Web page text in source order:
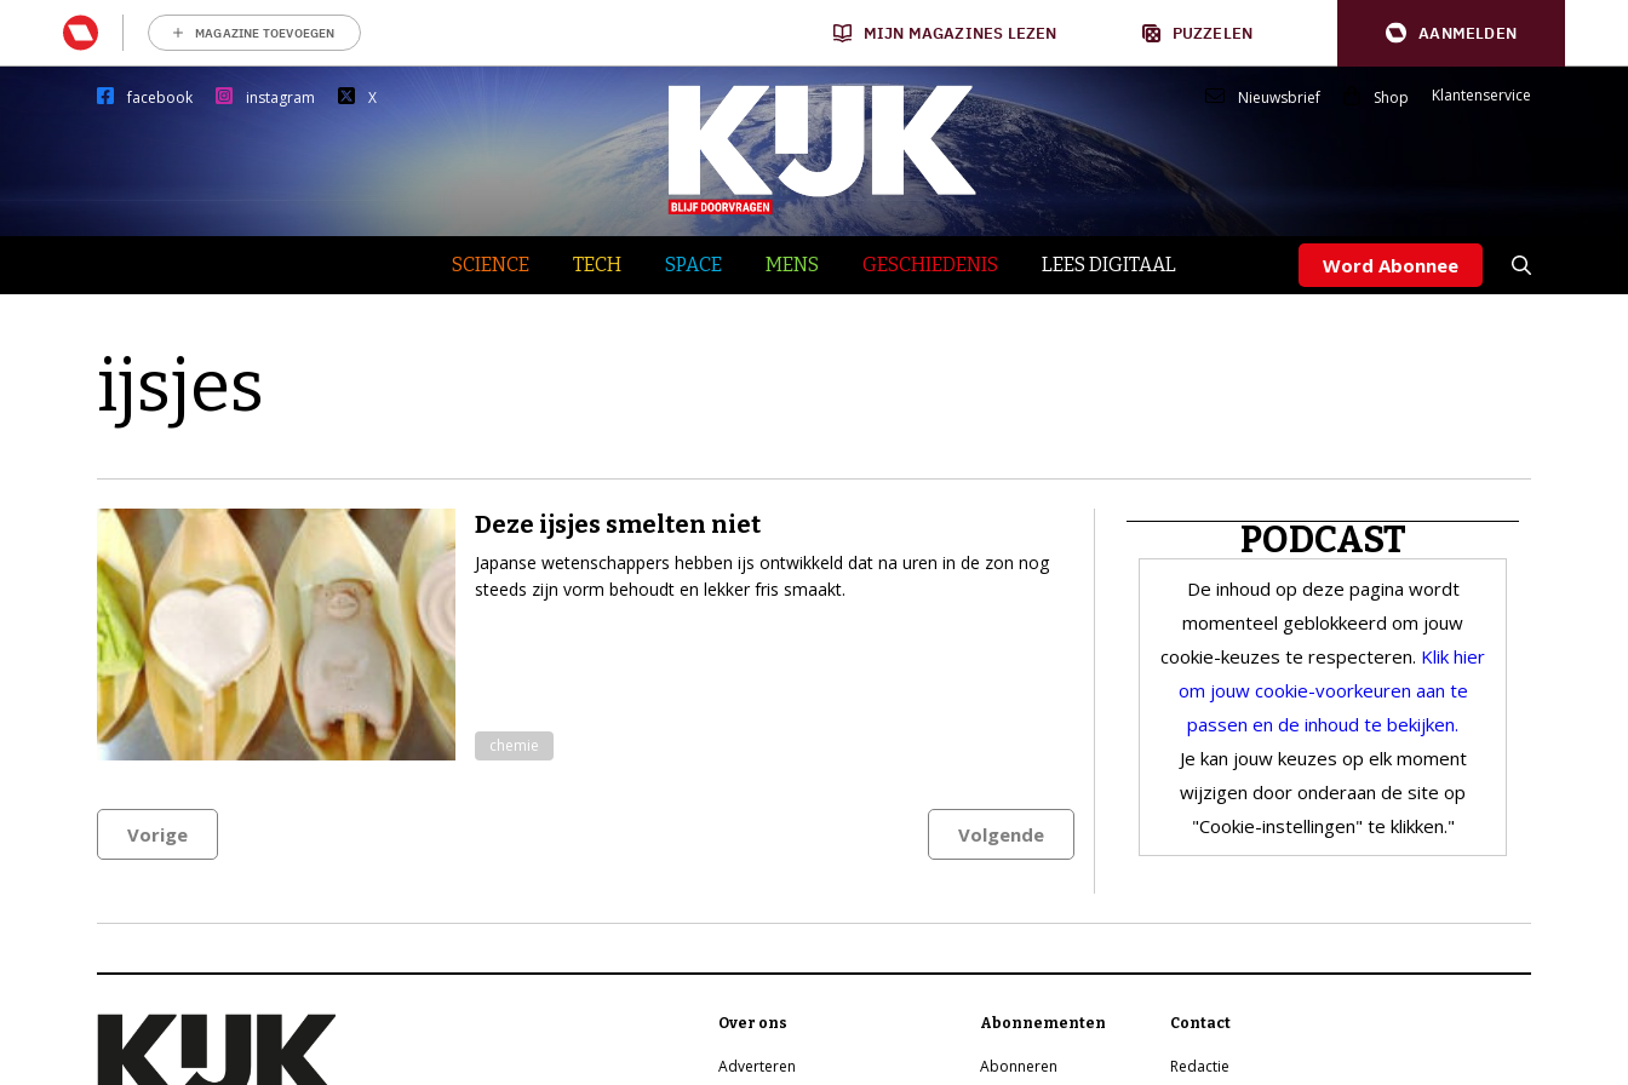
MAGAZINE TOEVOEGEN MIJN MAGAZINES LEZEN PUZZELEN AANMELDEN
facebook instagram X Nieuwsbrief Shop Klantenservice
SCIENCE TECH SPACE MENS GESCHIEDENIS LEES DIGITAAL Word Abonnee
ijsjes
Deze ijsjes smelten niet
Japanse wetenschappers hebben ijs ontwikkeld dat na uren in de zon nog
steeds zijn vorm behoudt en lekker fris smaakt.
chemie
Vorige Volgende
PODCAST
De inhoud op deze pagina wordt
momenteel geblokkeerd om jouw
cookie-keuzes te respecteren. Klik hier
om jouw cookie-voorkeuren aan te
passen en de inhoud te bekijken.
Je kan jouw keuzes op elk moment
wijzigen door onderaan de site op
"Cookie-instellingen" te klikken."
Over ons
Adverteren
Abonnementen
Abonneren
Contact
Redactie